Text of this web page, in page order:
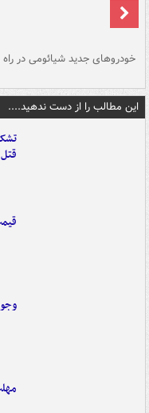
خودروهای جدید شیائومی در راه
این مطالب را از دست ندهید....
مهلت ۳ روزه سازمان